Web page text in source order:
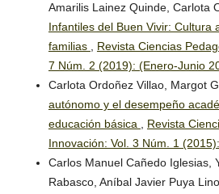
e médio no Equador: análise do
Estudiante 2020-2021. Olhar de
10.5212/OlharProfr.v.27.22243.009
Amarilis Lainez Quinde, Carlota
Infantiles del Buen Vivir: Cultura
familias
Revista Ciencias
7 Núm. 2 (2019): (Enero-Junio
Carlota Ordoñez Villao, Margot
autónomo y el desempeño
educación básica
Revista
Innovación: Vol. 3 Núm. 1
Carlos Manuel Cañedo Iglesias,
Rabasco, Aníbal Javier Puya